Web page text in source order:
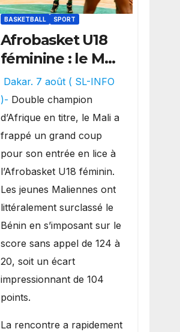
BASKETBALL SPORT
Afrobasket U18
féminine : le Mali
réalise un
véritable festival
offensif et
inflige une
lourde défaite
au Bénin.
Dakar. 7 août ( SL-INFO
)- Double champion
d’Afrique en titre, le Mali a
frappé un grand coup
pour son entrée en lice à
l’Afrobasket U18 féminin.
Les jeunes Maliennes ont
littéralement surclassé le
Bénin en s’imposant sur le
score sans appel de 124 à
20, soit un écart
impressionnant de 104
points.
La rencontre a rapidement